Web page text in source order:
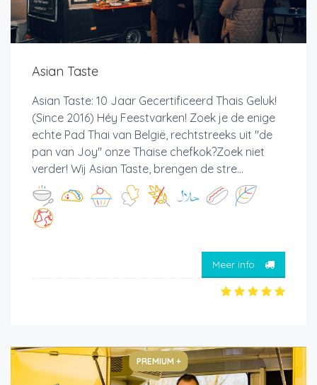
Asian Taste
Asian Taste: 10 Jaar Gecertificeerd Thais Geluk!
(Since 2016) Héy Feestvarken! Zoek je de enige
echte Pad Thai van België, rechtstreeks uit "de
pan van Joy" onze Thaise chefkok?Zoek niet
verder! Wij Asian Taste, brengen de stre...
Meer info
PREMIUM +